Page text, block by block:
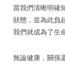
當我們清晰明確
狀態，並為此負
我們就成為了生
無論健康，關係